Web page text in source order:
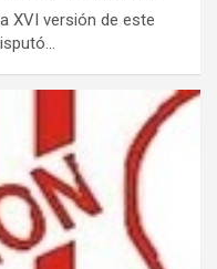
XVI versión de este